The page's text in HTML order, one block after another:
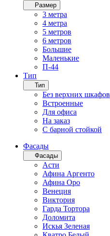
Размер
3 метра
4 метра
5 метров
6 метров
Большие
Маленькие
П-44
Тип
Тип
Без верхних шкафов
Встроенные
Для офиса
На заказ
С барной стойкой
Фасады
Фасады
Асти
Афина Аргенто
Афина Оро
Венеция
Виктория
Гарда Тортора
Доломита
Искья Зеленая